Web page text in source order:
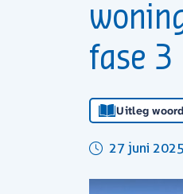
fase 3
Uitleg
27 juni